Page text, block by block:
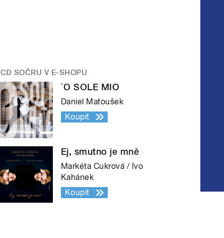
CD SOČRU V E-SHOPU
´O SOLE MIO
Daniel Matoušek
Koupit
Ej, smutno je mně
Markéta Cukrová / Ivo
Kahánek
Koupit